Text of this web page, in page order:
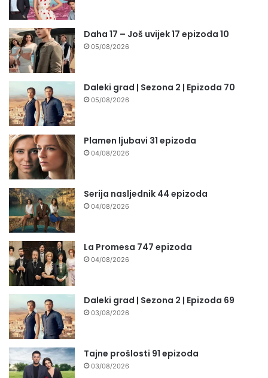
Daha 17 – Još uvijek 17 epizoda 10
05/08/2026
Daleki grad | Sezona 2 | Epizoda 70
05/08/2026
Plamen ljubavi 31 epizoda
04/08/2026
Serija nasljednik 44 epizoda
04/08/2026
La Promesa 747 epizoda
04/08/2026
Daleki grad | Sezona 2 | Epizoda 69
03/08/2026
Tajne prošlosti 91 epizoda
03/08/2026